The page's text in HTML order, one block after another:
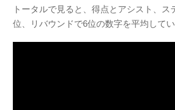
トータルで見ると、得点とアシスト、ス
位、リバウンドで6位の数字を平均してい